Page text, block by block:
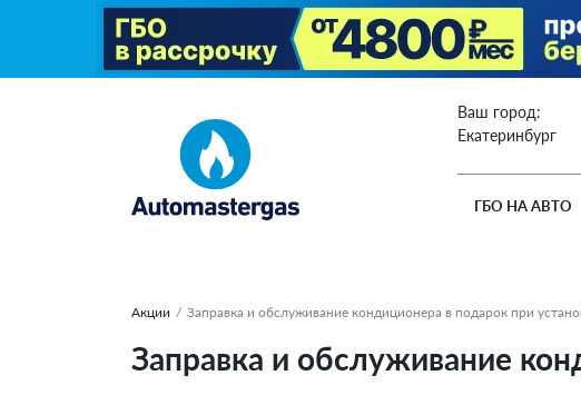
Ваш город:
Екатеринбург
ГБО НА АВТО
Акции / Заправка и обслуживание кондиционера в подарок при
Заправка и обслуживание